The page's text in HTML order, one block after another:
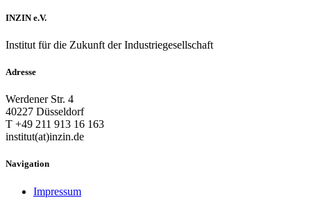
INZIN e.V.
Institut für die Zukunft der Industriegesellschaft
Adresse
Werdener Str. 4
40227 Düsseldorf
T +49 211 913 16 163
institut(at)inzin.de
Navigation
Impressum